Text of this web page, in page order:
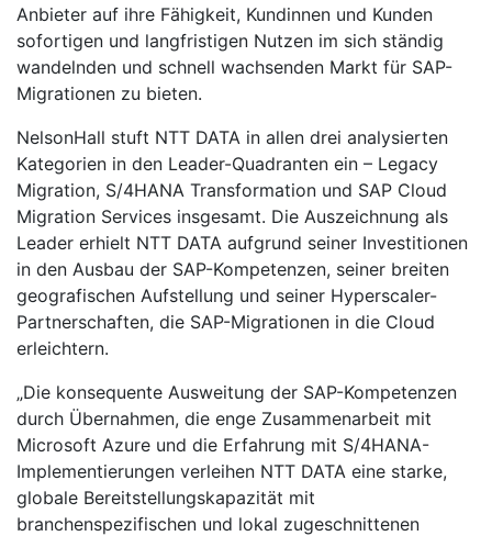
Anbieter auf ihre Fähigkeit, Kundinnen und Kunden
sofortigen und langfristigen Nutzen im sich ständig
wandelnden und schnell wachsenden Markt für SAP-
Migrationen zu bieten.
NelsonHall stuft NTT DATA in allen drei analysierten
Kategorien in den Leader-Quadranten ein – Legacy
Migration, S/4HANA Transformation und SAP Cloud
Migration Services insgesamt. Die Auszeichnung als
Leader erhielt NTT DATA aufgrund seiner Investitionen
in den Ausbau der SAP-Kompetenzen, seiner breiten
geografischen Aufstellung und seiner Hyperscaler-
Partnerschaften, die SAP-Migrationen in die Cloud
erleichtern.
„Die konsequente Ausweitung der SAP-Kompetenzen
durch Übernahmen, die enge Zusammenarbeit mit
Microsoft Azure und die Erfahrung mit S/4HANA-
Implementierungen verleihen NTT DATA eine starke,
globale Bereitstellungskapazität mit
branchenspezifischen und lokal zugeschnittenen